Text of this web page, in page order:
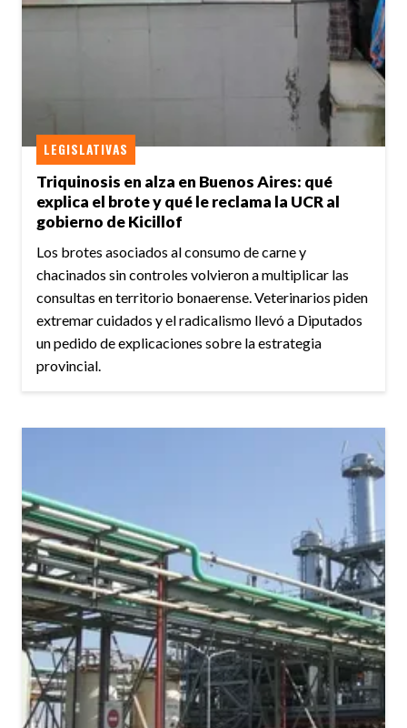
Triquinosis en alza en Buenos Aires: qué
explica el brote y qué le reclama la UCR al
gobierno de Kicillof
LEGISLATIVAS
Los brotes asociados al consumo de carne y
chacinados sin controles volvieron a multiplicar las
consultas en territorio bonaerense. Veterinarios piden
extremar cuidados y el radicalismo llevó a Diputados
un pedido de explicaciones sobre la estrategia
provincial.